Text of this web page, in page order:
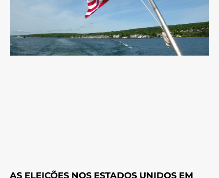
AS ELEIÇÕES NOS ESTADOS UNIDOS EM